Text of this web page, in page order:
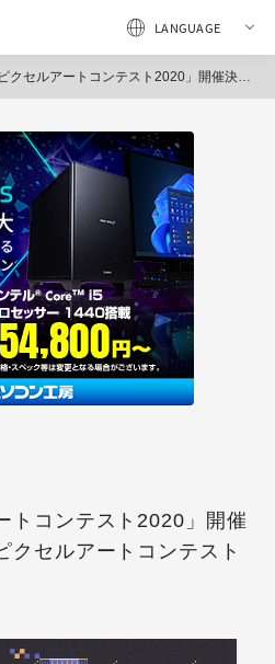
ートコンテスト2020」開催決定、世界最大級のピクセルアートコンテストが4度目の開催
トコンテスト2020」開催
クセルアートコンテスト